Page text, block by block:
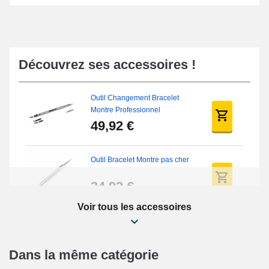
Découvrez ses accessoires !
Outil Changement Bracelet
Montre Professionnel
49,92 €
Outil Bracelet Montre pas cher
34,92 €
Kit Réparation Montre Débutant
16,90 €
Voir tous les accessoires
Dans la même catégorie